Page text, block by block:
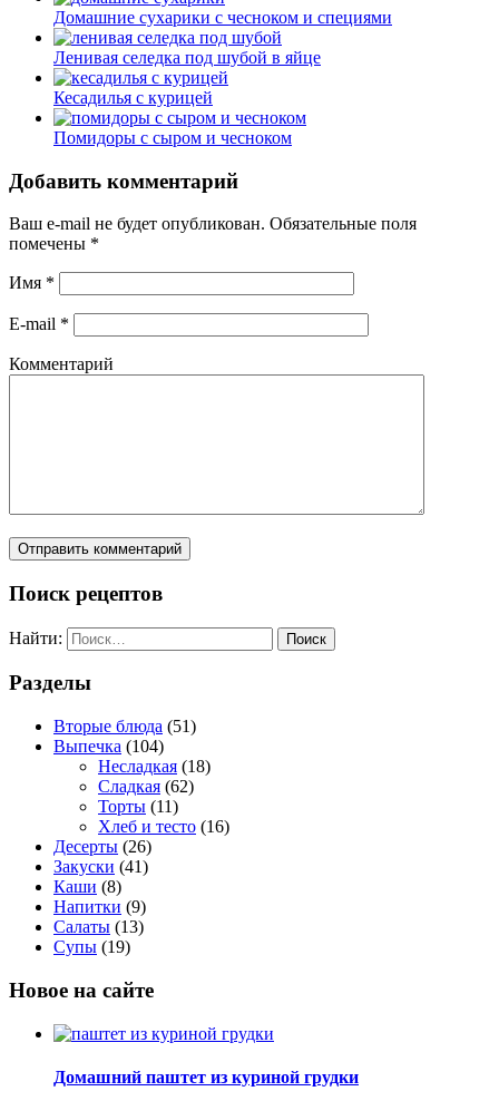
Домашние сухарики с чесноком и специями
Ленивая селедка под шубой в яйце
Кесадилья с курицей
Помидоры с сыром и чесноком
Добавить комментарий
Ваш e-mail не будет опубликован. Обязательные поля
помечены *
Имя *
E-mail *
Комментарий
Поиск рецептов
Найти:
Разделы
Вторые блюда (51)
Выпечка (104)
Несладкая (18)
Сладкая (62)
Торты (11)
Хлеб и тесто (16)
Десерты (26)
Закуски (41)
Каши (8)
Напитки (9)
Салаты (13)
Супы (19)
Новое на сайте
Домашний паштет из куриной грудки